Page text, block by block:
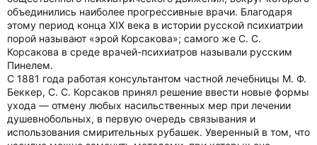
объединились наиболее прогрессивные врачи. Благодаря
этому период конца XIX века в истории русской психиатрии
порой называют «эрой Корсакова»; самого же С. С.
Корсакова в среде врачей-психиатров называли русским
Пинелем.
С 1881 года работая консультантом частной лечебницы М. Ф.
Беккер, С. С. Корсаков принял решение ввести новые формы
ухода — отмену любых насильственных мер при лечении
душевнобольных, в первую очередь связывания и
использования смирительных рубашек. Уверенный в том, что